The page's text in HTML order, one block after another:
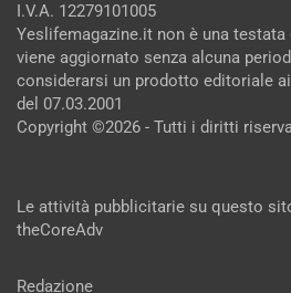
I.V.A. 12279101005
Yeslifemagazine.it non è una
viene aggiornato senza alcuna
considerarsi un prodotto editoriale
del 07.03.2001
Copyright ©2026 - Tutti i diritti
Le attività pubblicitarie su questo
theCoreAdv
Redazione